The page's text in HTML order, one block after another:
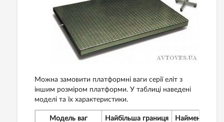
Можна замовити платформні ваги серії еліт з
іншим розміром платформи. У таблиці наведені
моделі та їх характеристики.
Модель ваг
Найбільша границя
Найменша